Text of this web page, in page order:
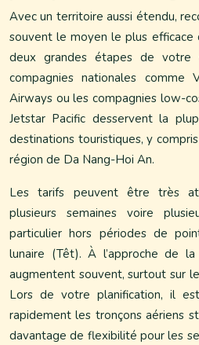
Avec un territoire aussi étendu,
souvent le moyen le plus
deux grandes étapes de votre
compagnies nationales comme
Airways ou les compagnies low-
Jetstar Pacific desservent la
destinations touristiques, y
région de Da Nang-Hoi An.
Les tarifs peuvent être très
plusieurs semaines voire
particulier hors périodes de
lunaire (Têt). À l’approche de
augmentent souvent, surtout sur
Lors de votre planification, il
rapidement les tronçons aériens
davantage de flexibilité pour les